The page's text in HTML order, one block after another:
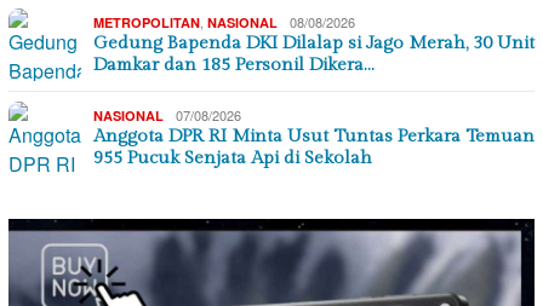
METROPOLITAN, NASIONAL 08/08/2026
Gedung Bapenda DKI Dilalap si Jago Merah, 30 Unit
Damkar dan 185 Personil Dikera…
NASIONAL 07/08/2026
Anggota DPR RI Minta Usut Tuntas Perkara Temuan
955 Pucuk Senjata Api di Sekolah